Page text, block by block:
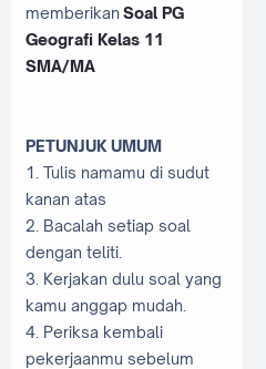
memberikan Soal PG
Geografi Kelas 11
SMA/MA
PETUNJUK UMUM
1. Tulis namamu di sudut
kanan atas
2. Bacalah setiap soal
dengan teliti.
3. Kerjakan dulu soal yang
kamu anggap mudah.
4. Periksa kembali
pekerjaanmu sebelum